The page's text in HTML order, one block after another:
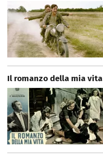
Il romanzo della mia vita